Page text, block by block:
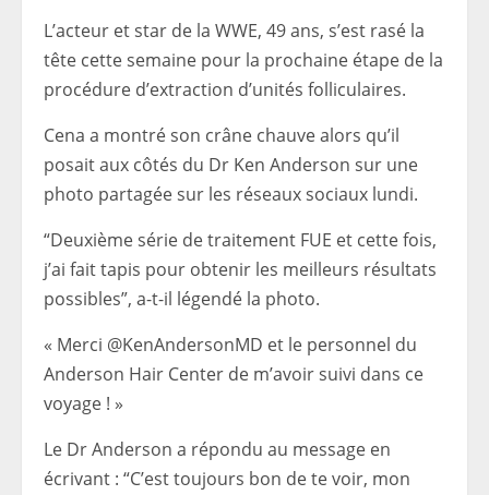
L’acteur et star de la WWE, 49 ans, s’est rasé la
tête cette semaine pour la prochaine étape de la
procédure d’extraction d’unités folliculaires.
Cena a montré son crâne chauve alors qu’il
posait aux côtés du Dr Ken Anderson sur une
photo partagée sur les réseaux sociaux lundi.
“Deuxième série de traitement FUE et cette fois,
j’ai fait tapis pour obtenir les meilleurs résultats
possibles”, a-t-il légendé la photo.
« Merci @KenAndersonMD et le personnel du
Anderson Hair Center de m’avoir suivi dans ce
voyage ! »
Le Dr Anderson a répondu au message en
écrivant : “C’est toujours bon de te voir, mon